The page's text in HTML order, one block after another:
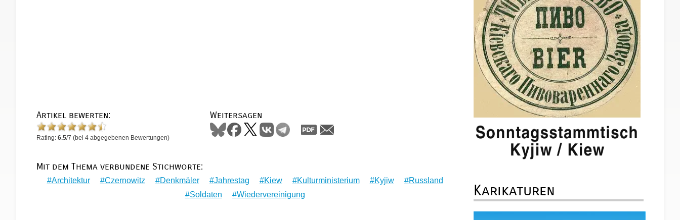
Artikel bewerten:
Rating: 6.5/7 (bei 4 abgegebenen Bewertungen)
Weitersagen
Mit dem Thema verbundene Stichworte:
Architektur Czernowitz Denkmäler Jahrestag Kiew Kulturministerium Kyjiw
Russland
Soldaten
Wiedervereinigung Karikaturen